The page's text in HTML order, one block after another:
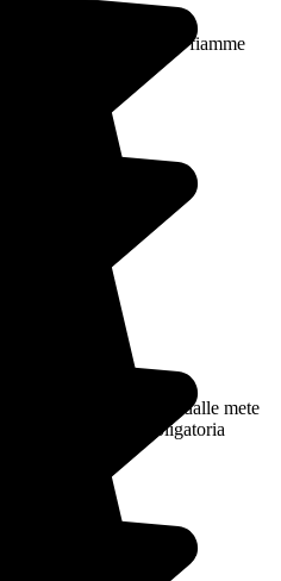
È famoso per le sue fiamme
alla campagna e fuori dalle mete
me, una tappa obbligatoria